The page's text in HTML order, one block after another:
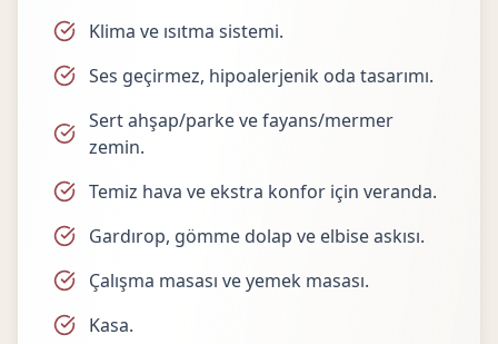
Klima ve ısıtma sistemi.
Ses geçirmez, hipoalerjenik oda tasarımı.
Sert ahşap/parke ve fayans/mermer
zemin.
Temiz hava ve ekstra konfor için veranda.
Gardırop, gömme dolap ve elbise askısı.
Çalışma masası ve yemek masası.
Kasa.